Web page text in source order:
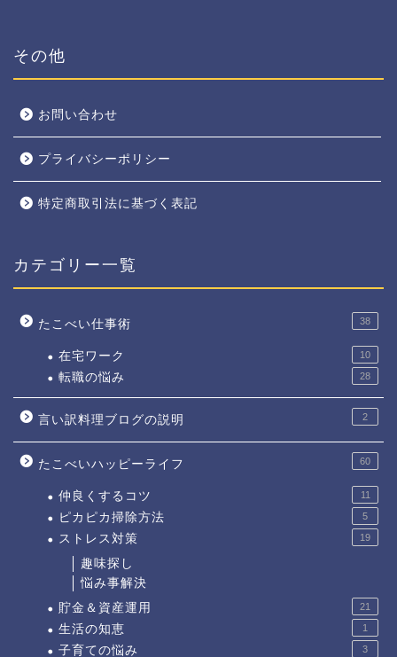
その他
お問い合わせ
プライバシーポリシー
特定商取引法に基づく表記
カテゴリー一覧
たこべい仕事術 38
在宅ワーク 10
転職の悩み 28
言い訳料理ブログの説明 2
たこべいハッピーライフ 60
仲良くするコツ 11
ピカピカ掃除方法 5
ストレス対策 19
趣味探し
悩み事解決
貯金＆資産運用
21
生活の知恵 1
子育ての悩み 3